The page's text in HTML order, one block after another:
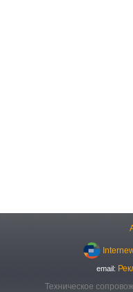
email:
Техническое